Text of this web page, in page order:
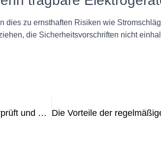
dies zu ernsthaften Risiken wie
die Sicherheitsvorschriften nicht
Anzeichen dafür, dass Ihr elektrisches System überprüft und getestet werden muss